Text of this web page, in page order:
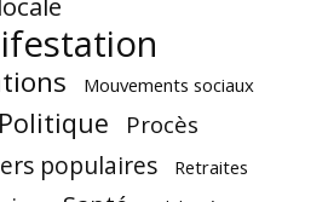
Mouvements sociaux
Politique Procès
populaires Retraites